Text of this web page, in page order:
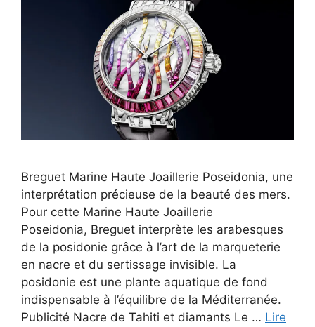
Breguet Marine Haute Joaillerie Poseidonia, une
interprétation précieuse de la beauté des mers.
Pour cette Marine Haute Joaillerie
Poseidonia, Breguet interprète les arabesques
de la posidonie grâce à l’art de la marqueterie
en nacre et du sertissage invisible. La
posidonie est une plante aquatique de fond
indispensable à l’équilibre de la Méditerranée.
Publicité Nacre de Tahiti et diamants Le … Lire